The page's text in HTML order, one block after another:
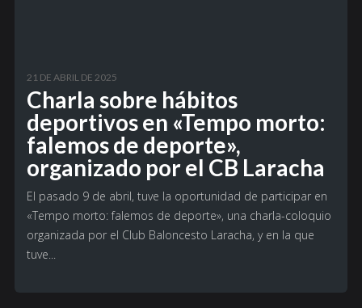
21 DE ABRIL DE 2025
Charla sobre hábitos
deportivos en «Tempo morto:
falemos de deporte»,
organizado por el CB Laracha
El pasado 9 de abril, tuve la oportunidad de participar en
«Tempo morto: falemos de deporte», una charla-coloquio
organizada por el Club Baloncesto Laracha, y en la que
tuve...